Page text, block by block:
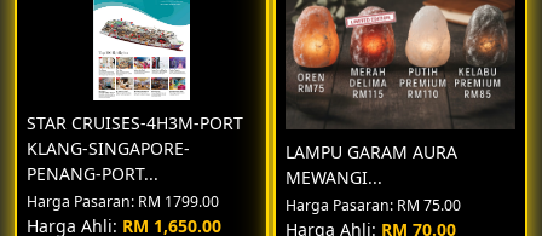
STAR CRUISES-4H3M-PORT
KLANG-SINGAPORE-
PENANG-PORT...
Harga Pasaran: RM 1799.00
Harga Ahli: RM 1,650.00
LAMPU GARAM AURA
MEWANGI...
Harga Pasaran: RM 75.00
Harga Ahli: RM 70.00